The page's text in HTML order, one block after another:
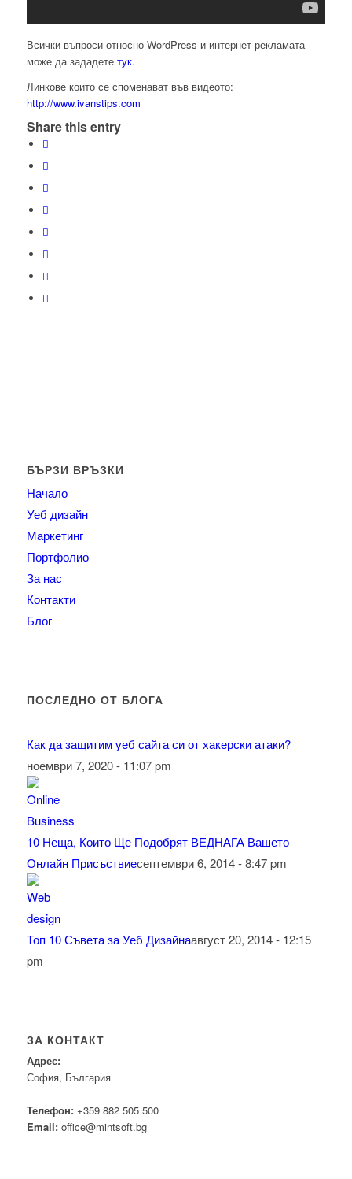
Всички въпроси относно WordPress и интернет рекламата
може да зададете тук.
Линкове които се споменават във видеото:
http://www.ivanstips.com
Share this entry
БЪРЗИ ВРЪЗКИ
Начало
Уеб дизайн
Маркетинг
Портфолио
За нас
Контакти
Блог
ПОСЛЕДНО ОТ БЛОГА
Как да защитим уеб сайта си от хакерски атаки?
ноември 7, 2020 - 11:07 pm
10 Неща, Които Ще Подобрят ВЕДНАГА Вашето
Онлайн Присъствиесептември 6, 2014 - 8:47 pm
Топ 10 Съвета за Уеб Дизайнаавгуст 20, 2014 - 12:15
pm
ЗА КОНТАКТ
Адрес:
София, България
Телефон:+359 882 505 500
Email:office@mintsoft.bg